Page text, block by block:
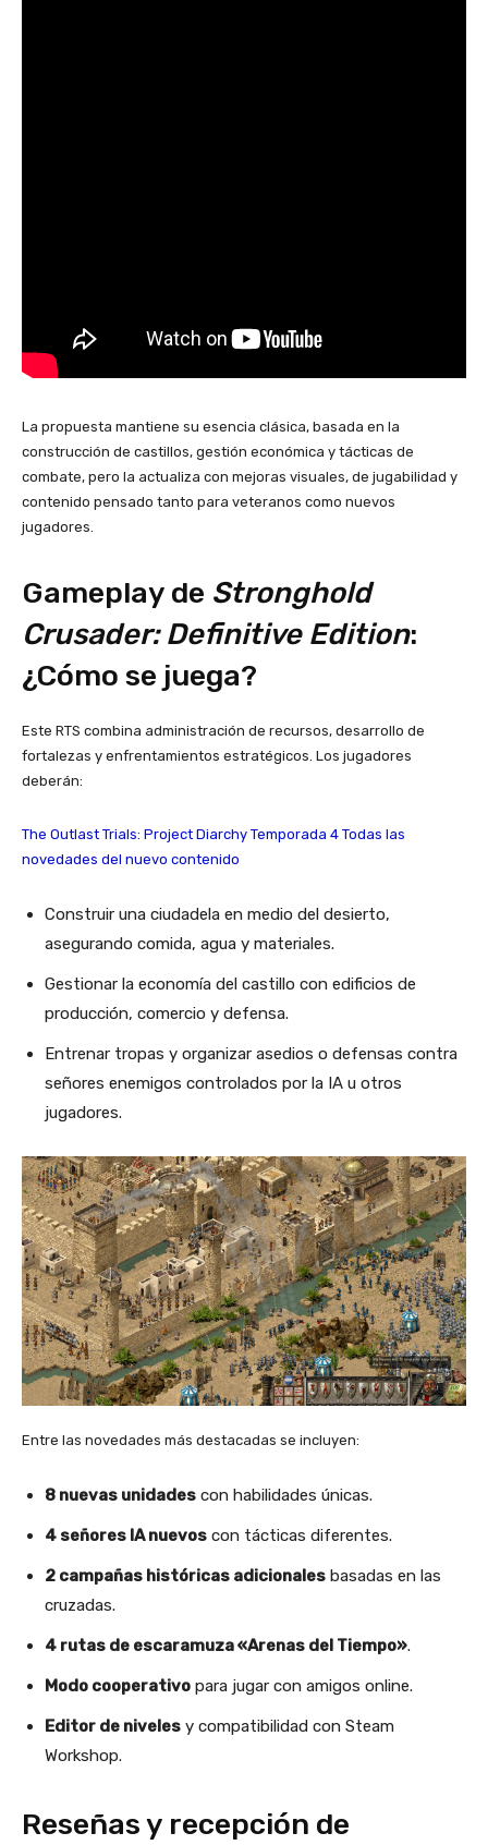
La propuesta mantiene su esencia clásica, basada en la
construcción de castillos, gestión económica y tácticas de
combate, pero la actualiza con mejoras visuales, de jugabilidad y
contenido pensado tanto para veteranos como nuevos
jugadores.
Gameplay de Stronghold
Crusader: Definitive Edition:
¿Cómo se juega?
Este RTS combina administración de recursos, desarrollo de
fortalezas y enfrentamientos estratégicos. Los jugadores
deberán:
The Outlast Trials: Project Diarchy Temporada 4 Todas las
novedades del nuevo contenido
Construir una ciudadela en medio del desierto,
asegurando comida, agua y materiales.
Gestionar la economía del castillo con edificios de
producción, comercio y defensa.
Entrenar tropas y organizar asedios o defensas contra
señores enemigos controlados por la IA u otros
jugadores.
Entre las novedades más destacadas se incluyen:
8 nuevas unidades con habilidades únicas.
4 señores IA nuevos con tácticas diferentes.
2 campañas históricas adicionales basadas en las
cruzadas.
4 rutas de escaramuza «Arenas del Tiempo».
Modo cooperativo para jugar con amigos online.
Editor de niveles y compatibilidad con Steam
Workshop.
Reseñas y recepción de